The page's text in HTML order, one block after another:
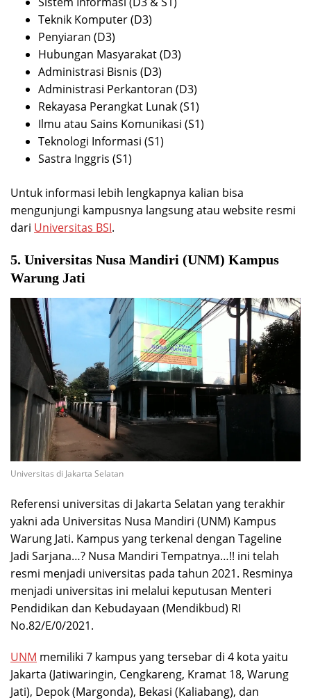
Teknik Komputer (D3)
Penyiaran (D3)
Hubungan Masyarakat (D3)
Administrasi Bisnis (D3)
Administrasi Perkantoran (D3)
Rekayasa Perangkat Lunak (S1)
Ilmu atau Sains Komunikasi (S1)
Teknologi Informasi (S1)
Sastra Inggris (S1)
Untuk informasi lebih lengkapnya kalian bisa
mengunjungi kampusnya langsung atau website resmi
dari Universitas BSI.
5. Universitas Nusa Mandiri (UNM) Kampus
Warung Jati
Universitas di Jakarta Selatan
Referensi universitas di Jakarta Selatan yang terakhir
yakni ada Universitas Nusa Mandiri (UNM) Kampus
Warung Jati. Kampus yang terkenal dengan Tageline
Jadi Sarjana…? Nusa Mandiri Tempatnya…!! ini telah
resmi menjadi universitas pada tahun 2021. Resminya
menjadi universitas ini melalui keputusan Menteri
Pendidikan dan Kebudayaan (Mendikbud) RI
No.82/E/0/2021.
UNM memiliki 7 kampus yang tersebar di 4 kota yaitu
Jakarta (Jatiwaringin, Cengkareng, Kramat 18, Warung
Jati), Depok (Margonda), Bekasi (Kaliabang), dan